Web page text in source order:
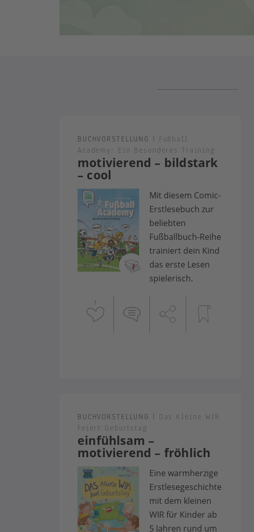
motivierend – bildstark
– cool
BUCHVORSTELLUNG | Fußball
Academy: Ein Besonderes Training
Mit diesem Comic-
Erstlesebuch zur
beliebten
Fußballbuch-Reihe
trainiert dein Kind
das erste Lesen
spielerisch.
1
einfühlsam –
motivierend – fröhlich
BUCHVORSTELLUNG | Das Kleine WIR
Feiert Geburtstag
Eine warmherzige
Erstlesegeschichte
mit dem kleinen
WIR für Kinder ab
5 Jahren rund um